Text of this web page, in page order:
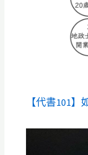
【代書101